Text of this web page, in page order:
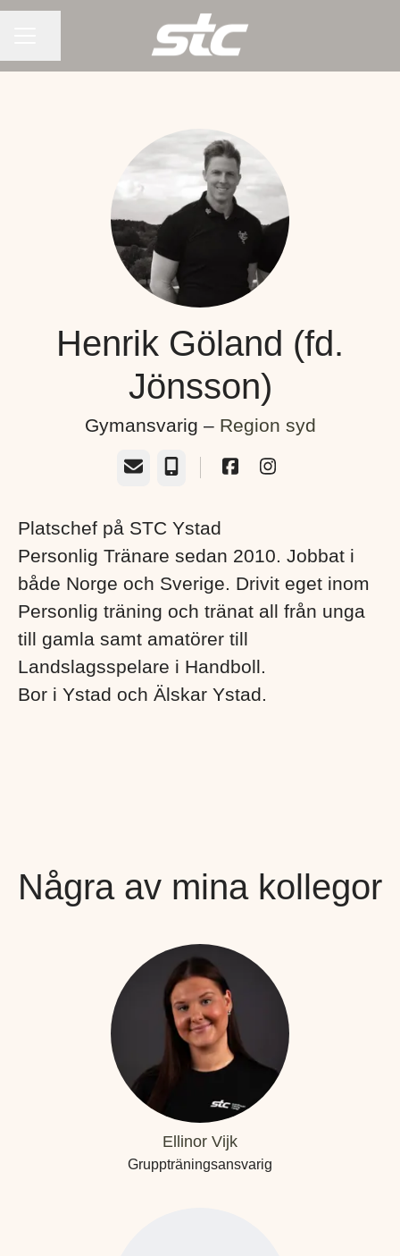
Henrik Göland (fd.
Jönsson)
Gymansvarig – Region syd
E-post
Platschef på STC Ystad
Personlig Tränare sedan 2010. Jobbat i
både Norge och Sverige. Drivit eget inom
Personlig träning och tränat all från unga
till gamla samt amatörer till
Landslagsspelare i Handboll.
Bor i Ystad och Älskar Ystad.
Några av mina kollegor
Ellinor Vijk
Gruppträningsansvarig